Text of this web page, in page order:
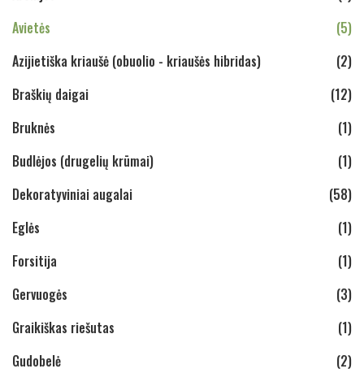
Avietės
(5)
Azijietiška kriaušė (obuolio - kriaušės hibridas)
(2)
Braškių daigai
(12)
Bruknės
(1)
Budlėjos (drugelių krūmai)
(1)
Dekoratyviniai augalai
(58)
Eglės
(1)
Forsitija
(1)
Gervuogės
(3)
Graikiškas riešutas
(1)
Gudobelė
(2)